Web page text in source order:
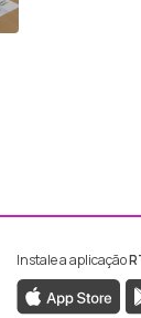
RTP
Instale a aplicação